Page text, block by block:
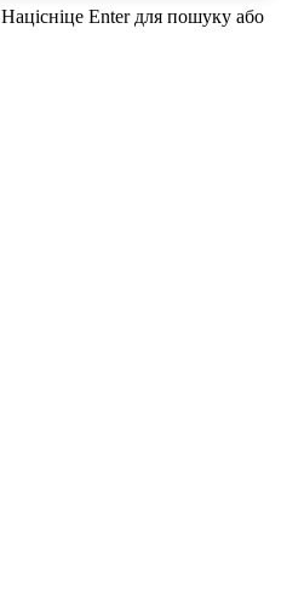
Націсніце Enter для пошуку або